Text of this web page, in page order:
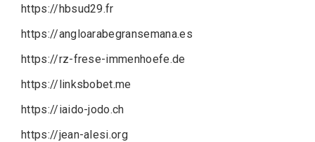
https://hbsud29.fr
https://angloarabegransemana.es
https://rz-frese-immenhoefe.de
https://linksbobet.me
https://iaido-jodo.ch
https://jean-alesi.org